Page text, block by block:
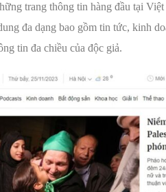
trang thông tin hàng đầu tại
đa dạng bao gồm tin tức, kinh
tin đa chiều của độc giả.